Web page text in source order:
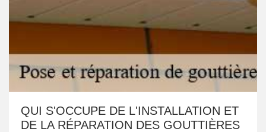
QUI S'OCCUPE DE L'INSTALLATION ET
DE LA RÉPARATION DES GOUTTIÈRES